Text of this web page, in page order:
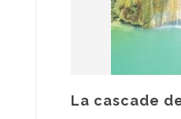
La cascade